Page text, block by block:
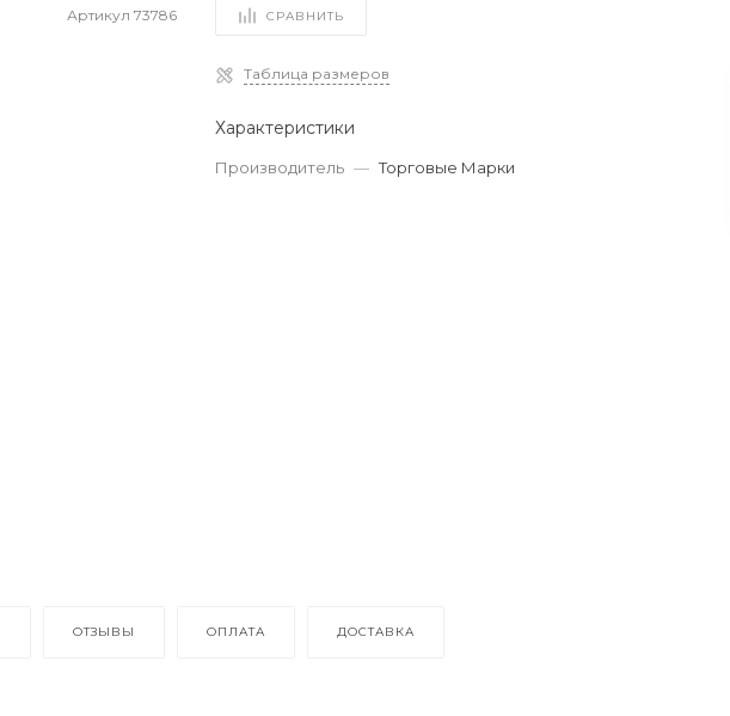
Артикул73786 СРАВНИТЬ
Таблица размеров
Характеристики
Производитель — Торговые Марки
ОТЗЫВЫ ОПЛАТА ДОСТАВКА